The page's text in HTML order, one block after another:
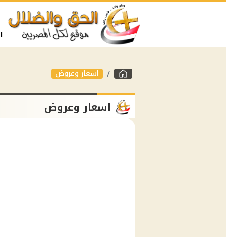
اسعار وعروض
اسعار وعروض